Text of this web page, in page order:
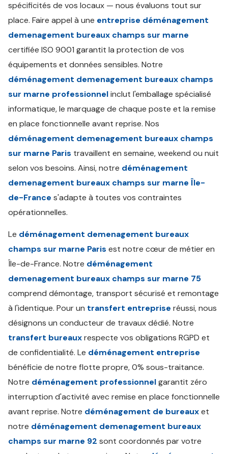
spécificités de vos locaux — nous évaluons tout sur
place. Faire appel à une entreprise déménagement
demenagement bureaux champs sur marne
certifiée ISO 9001 garantit la protection de vos
équipements et données sensibles. Notre
déménagement demenagement bureaux champs
sur marne professionnelinclut l'emballage spécialisé
informatique, le marquage de chaque poste et la remise
en place fonctionnelle avant reprise. Nos
déménagement demenagement bureaux champs
sur marne Paris travaillent en semaine, weekend ou nuit
selon vos besoins. Ainsi, notre déménagement
demenagement bureaux champs sur marne Île-
de-France s'adapte à toutes vos contraintes
opérationnelles.
Le déménagement demenagement bureaux
champs sur marne Paris est notre cœur de métier en
Île-de-France. Notre déménagement
demenagement bureaux champs sur marne 75
comprend démontage, transport sécurisé et remontage
à l'identique. Pour un transfert entreprise réussi, nous
désignons un conducteur de travaux dédié. Notre
transfert bureauxrespecte vos obligations RGPD et
de confidentialité. Le déménagement entreprise
bénéficie de notre flotte propre, 0% sous-traitance.
Notre déménagement professionnelgarantit zéro
interruption d'activité avec remise en place fonctionnelle
avant reprise. Notre déménagement de bureauxet
notre déménagement demenagement bureaux
champs sur marne 92 sont coordonnés par votre